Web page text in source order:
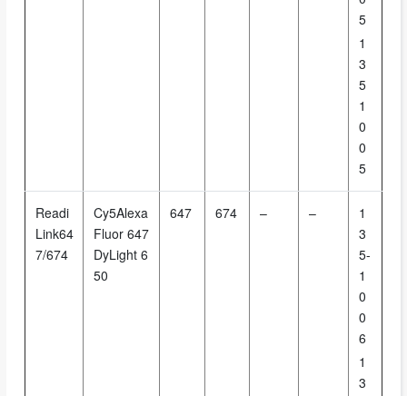
5
1
3
5
1
0
0
5
Readi
Link64
7/674
Cy5Alexa
Fluor 647
DyLight 6
50
647 674 – –
1
3
5-
1
0
0
6
1
3